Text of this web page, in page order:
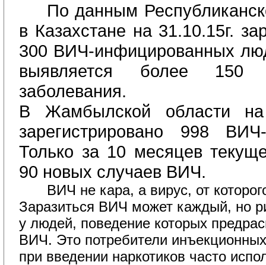
По данным
в Казахстане на 31.10.15г.
300 ВИЧ-инфицированных
выявляется более 150
заболевания.
В Жамбылской области на
зарегистрировано 998
Только за 10 месяцев
90 новых случаев ВИЧ.
ВИЧ не кара, а вирус, от
Заразиться ВИЧ может каждый, но
у людей, поведение которых
ВИЧ. Это потребители
при введении наркотиков часто